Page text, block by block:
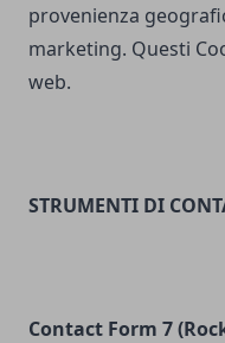
provenienza
marketing. Questi
web.
STRUMENTI DI
Contact Form 7